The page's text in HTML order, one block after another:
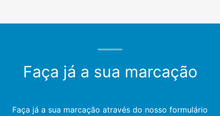
Faça já a sua marcação
Faça já a sua marcação através do nosso formulário